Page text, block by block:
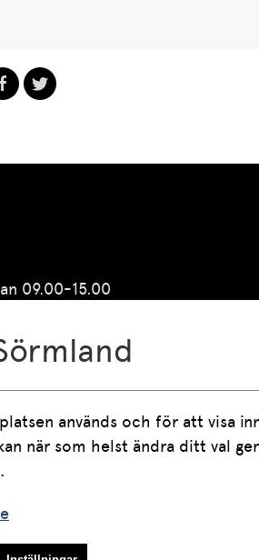
09.00-15.00
används och för att visa
när som helst ändra ditt val